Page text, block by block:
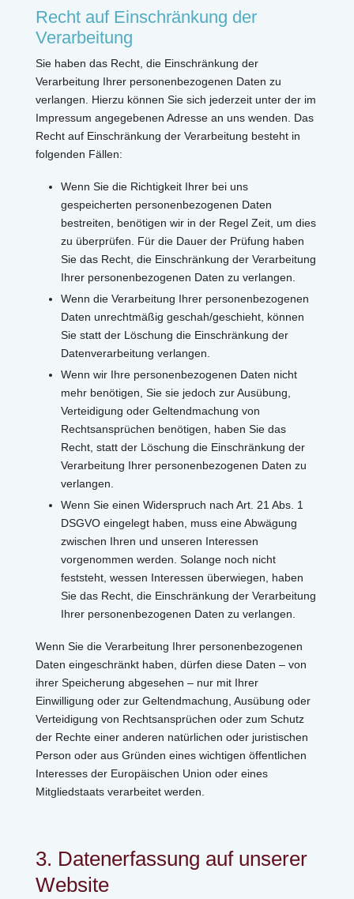
Recht auf Einschränkung der
Verarbeitung
Sie haben das Recht, die Einschränkung der
Verarbeitung Ihrer personenbezogenen Daten zu
verlangen. Hierzu können Sie sich jederzeit unter der im
Impressum angegebenen Adresse an uns wenden. Das
Recht auf Einschränkung der Verarbeitung besteht in
folgenden Fällen:
Wenn Sie die Richtigkeit Ihrer bei uns
gespeicherten personenbezogenen Daten
bestreiten, benötigen wir in der Regel Zeit, um dies
zu überprüfen. Für die Dauer der Prüfung haben
Sie das Recht, die Einschränkung der Verarbeitung
Ihrer personenbezogenen Daten zu verlangen.
Wenn die Verarbeitung Ihrer personenbezogenen
Daten unrechtmäßig geschah/geschieht, können
Sie statt der Löschung die Einschränkung der
Datenverarbeitung verlangen.
Wenn wir Ihre personenbezogenen Daten nicht
mehr benötigen, Sie sie jedoch zur Ausübung,
Verteidigung oder Geltendmachung von
Rechtsansprüchen benötigen, haben Sie das
Recht, statt der Löschung die Einschränkung der
Verarbeitung Ihrer personenbezogenen Daten zu
verlangen.
Wenn Sie einen Widerspruch nach Art. 21 Abs. 1
DSGVO eingelegt haben, muss eine Abwägung
zwischen Ihren und unseren Interessen
vorgenommen werden. Solange noch nicht
feststeht, wessen Interessen überwiegen, haben
Sie das Recht, die Einschränkung der Verarbeitung
Ihrer personenbezogenen Daten zu verlangen.
Wenn Sie die Verarbeitung Ihrer personenbezogenen
Daten eingeschränkt haben, dürfen diese Daten – von
ihrer Speicherung abgesehen – nur mit Ihrer
Einwilligung oder zur Geltendmachung, Ausübung oder
Verteidigung von Rechtsansprüchen oder zum Schutz
der Rechte einer anderen natürlichen oder juristischen
Person oder aus Gründen eines wichtigen öffentlichen
Interesses der Europäischen Union oder eines
Mitgliedstaats verarbeitet werden.
3. Datenerfassung auf unserer
Website